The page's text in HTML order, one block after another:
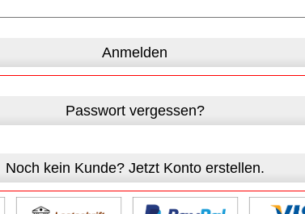
Anmelden
Passwort vergessen?
Noch kein Kunde? Jetzt Konto erstellen.